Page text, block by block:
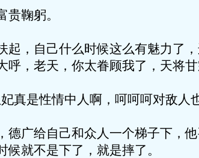
贵鞠躬。
起，自己什么时候这么有魅力了
呼，老天，你太眷顾我了，天将甘
真是性情中人啊，呵呵呵对敌人
德广给自己和众人一个梯子下，
候就不是下了，就是摔了。